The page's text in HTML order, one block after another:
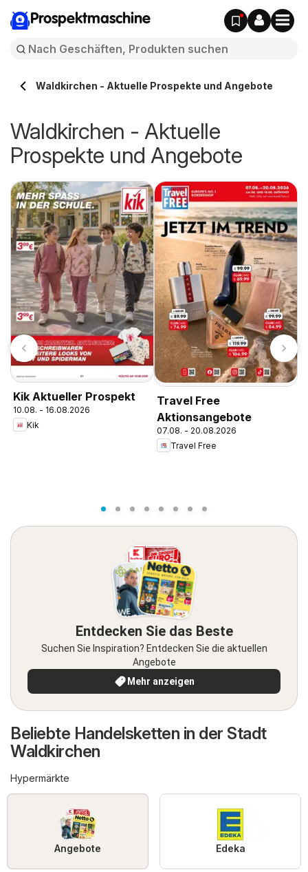
Prospektmaschine
Waldkirchen - Aktuelle Prospekte und Angebote
Waldkirchen - Aktuelle
Prospekte und Angebote
Kik Aktueller Prospekt
10.08. - 16.08.2026
Kik
Travel Free
Aktionsangebote
07.08. - 20.08.2026
Travel Free
Entdecken Sie das Beste
Suchen Sie Inspiration? Entdecken Sie die aktuellen
Angebote
Mehr anzeigen
Beliebte Handelsketten in der Stadt
Waldkirchen
Hypermärkte
Angebote Edeka